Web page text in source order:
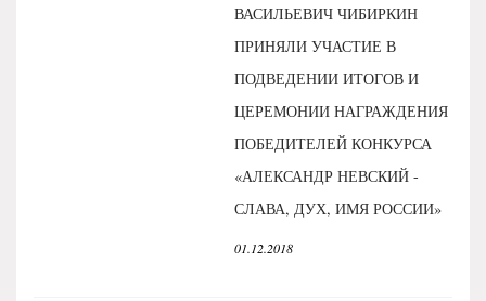
ВАСИЛЬЕВИЧ ЧИБИРКИН
ПРИНЯЛИ УЧАСТИЕ В
ПОДВЕДЕНИИ ИТОГОВ И
ЦЕРЕМОНИИ НАГРАЖДЕНИЯ
ПОБЕДИТЕЛЕЙ КОНКУРСА
«АЛЕКСАНДР НЕВСКИЙ -
СЛАВА, ДУХ, ИМЯ РОССИИ»
01.12.2018